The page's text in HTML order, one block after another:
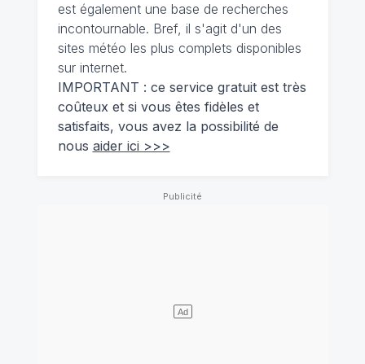
est également une base de recherches
incontournable. Bref, il s'agit d'un des
sites météo les plus complets disponibles
sur internet.
IMPORTANT : ce service gratuit est très
coûteux et si vous êtes fidèles et
satisfaits, vous avez la possibilité de
nous aider ici >>>